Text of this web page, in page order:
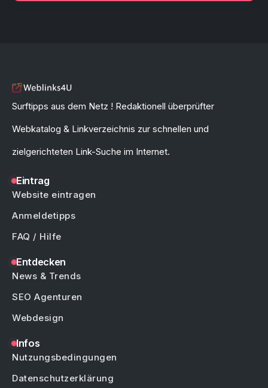
Surftipps aus dem Netz ! Redaktionell überprüfter
Webkatalog & Linkverzeichnis zur schnellen und
zielgerichteten Link-Suche im Internet.
Eintrag
Website eintragen
Anmeldetipps
FAQ / Hilfe
Entdecken
News & Trends
SEO Agenturen
Webdesign
Infos
Nutzungsbedingungen
Datenschutzerklärung